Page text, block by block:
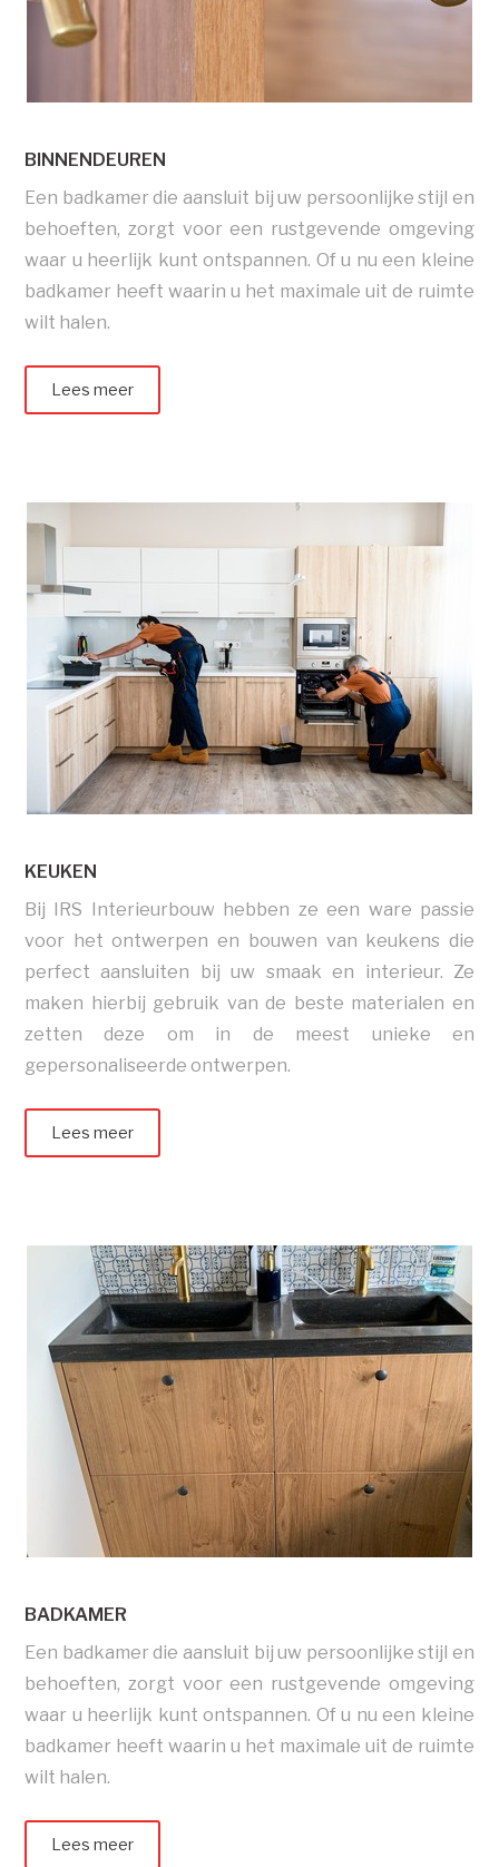
BINNENDEUREN
Een badkamer die aansluit bij uw persoonlijke stijl en
behoeften, zorgt voor een rustgevende omgeving
waar u heerlijk kunt ontspannen. Of u nu een kleine
badkamer heeft waarin u het maximale uit de ruimte
wilt halen.
Lees meer
KEUKEN
Bij IRS Interieurbouw hebben ze een ware passie
voor het ontwerpen en bouwen van keukens die
perfect aansluiten bij uw smaak en interieur. Ze
maken hierbij gebruik van de beste materialen en
zetten deze om in de meest unieke en
gepersonaliseerde ontwerpen.
Lees meer
BADKAMER
Een badkamer die aansluit bij uw persoonlijke stijl en
behoeften, zorgt voor een rustgevende omgeving
waar u heerlijk kunt ontspannen. Of u nu een kleine
badkamer heeft waarin u het maximale uit de ruimte
wilt halen.
Lees meer